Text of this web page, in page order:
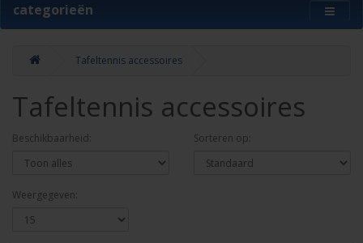
categorieën
Tafeltennis accessoires
Tafeltennis accessoires
Beschikbaarheid: Sorteren op:
Weergegeven: